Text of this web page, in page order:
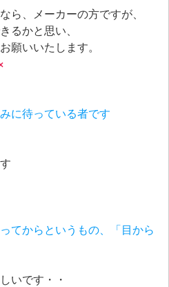
ら、メーカーの方ですが、
るかと思い、
願いいたします。
に待っている者です
てからというもの、「目から
いです・・